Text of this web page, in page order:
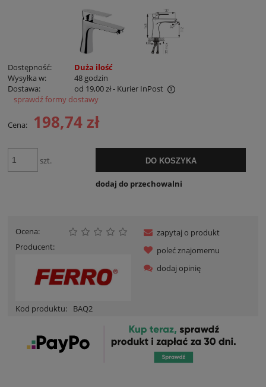
Dostępność:
Duża ilość
Wysyłka w:
48 godzin
Dostawa:
od 19,00 zł- Kurier InPost
Cena nie zawiera ewentualnych kosztów płatności
sprawdź formy dostawy
Cena: 198,74 zł
szt. DO KOSZYKA
dodaj do przechowalni
Ocena:
Producent:
Kod produktu: BAQ2
zapytaj o produkt
poleć znajomemu
dodaj opinię